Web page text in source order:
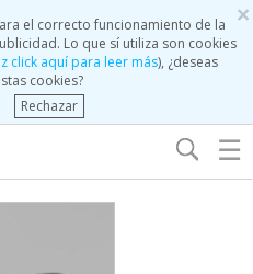
×
el correcto funcionamiento de la
Lo que sí utiliza son cookies
click aquí para leer más), ¿deseas
cookies?
Rechazar
☰